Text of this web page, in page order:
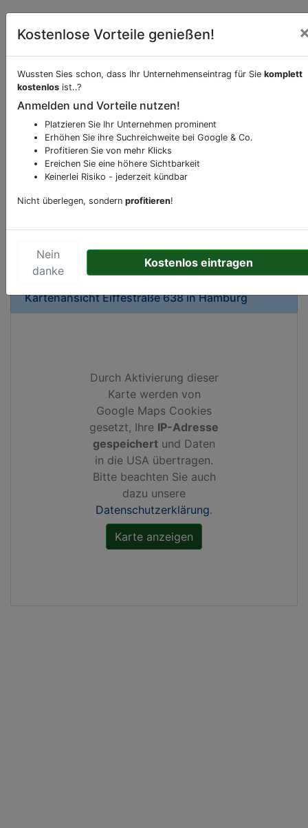
Beschreibung & Services von
Sie möchten eine Beschreibung, Dienstleistung
oder andere relevante Informationen hinzufügen?
Klicken Sie bittehierum uns zu kontaktieren.
Gerne erweitern wir Ihren Firmeneintrag um
Sonderangebote odere besondere Services, die
Ihren Wettbewerbern abheben.
KartenansichtEiffestraße 638inHamburg
Durch Aktivierung dieser
Karte werden von
Google Maps Cookies
gesetzt, Ihre IP-Adresse
gespeichert und Daten
in die USA übertragen.
Bitte beachten Sie auch
dazu unsere
Datenschutzerklärung.
Kostenlose Vorteile genießen!
Wussten Sies schon, dass Ihr Unternehmenseintrag für Sie komplett
kostenlos ist..?
Anmelden und Vorteile nutzen!
Platzieren Sie Ihr Unternehmen prominent
Erhöhen Sie ihre Suchreichweite bei Google & Co.
Profitieren Sie von mehr Klicks
Ereichen Sie eine höhere Sichtbarkeit
Keinerlei Risiko - jederzeit kündbar
Nicht überlegen, sondern profitieren!
Nein
danke
Kostenlos eintragen